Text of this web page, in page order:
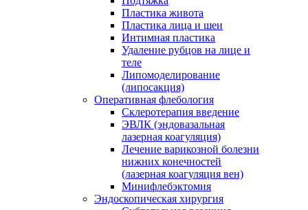
Пластика живота
Пластика лица и шеи
Интимная пластика
Удаление рубцов на лице и
теле
Липомоделирование
(липосакция)
Оперативная флебология
Склеротерапия введение
ЭВЛК (эндовазальная
лазерная коагуляция)
Лечение варикозной болезни
нижних конечностей
(лазерная коагуляция вен)
Минифлебэктомия
Эндоскопическая хирургия